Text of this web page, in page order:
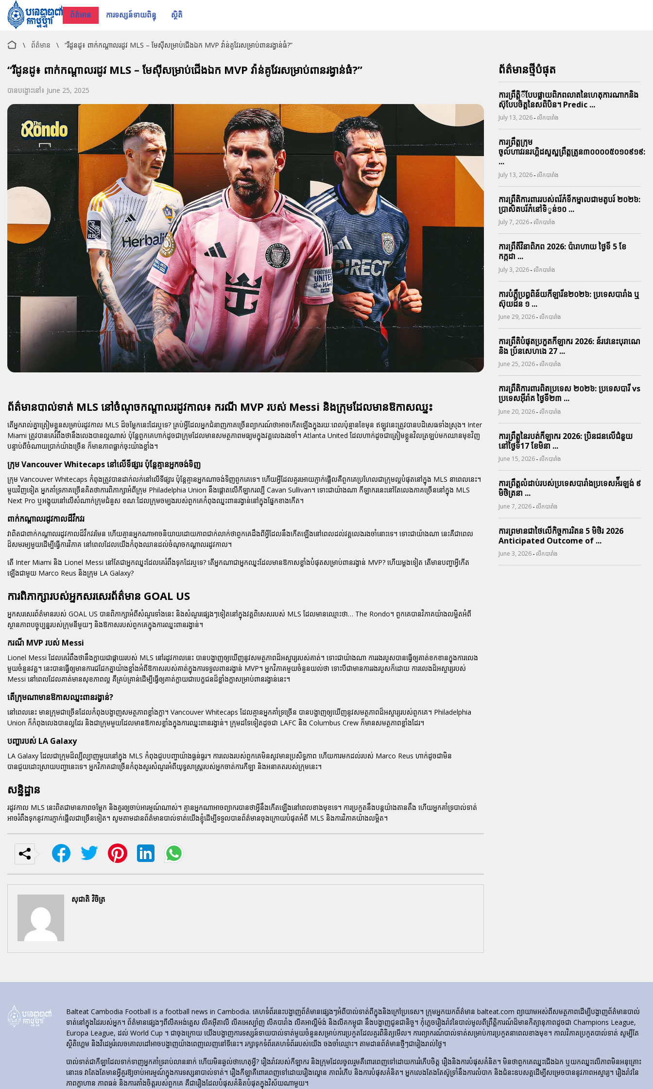
ព័ត៌មាន ការទស្សន៍ទាយពិន្ទុ ស្ថិតិ
\ ព័ត៌មាន \ “រីដូនដូ៖ ពាក់កណ្តាលរដូវ MLS – មែស៊ីសម្រាប់ជើងឯក MVP វ៉ាន់គូវែរសម្រាប់ពានរង្វាន់ធំ?”
“រីដូនដូ៖ ពាក់កណ្តាលរដូវ MLS – មែស៊ីសម្រាប់ជើងឯក MVP វ៉ាន់គូវែរសម្រាប់ពានរង្វាន់ធំ?”
បានបង្ហោះនៅ៖ June 25, 2025
ព័ត៌មានបាល់ទាត់ MLS នៅចំណុចកណ្តាលរដូវកាល៖ ករណី MVP របស់ Messi និងក្រុមដែលមានឱកាសឈ្នះ
តើអ្នករាល់គ្នាត្រៀមខ្លួនសម្រាប់រដូវកាល MLS ដ៏ចម្លែកនេះដែរឬទេ? គ្រប់អ្វីដែលអ្នកជំនាញភាគច្រើនព្យាករណ៍ថាអាចកើតឡើងក្នុងរយៈពេលប៉ុន្មានខែមុន ឥឡូវនេះត្រូវបានបដិសេធទាំងស្រុង។ Inter
Miami ត្រូវបានគេរំពឹងថានឹងលេងបានល្អណាស់ ប៉ុន្តែពួកគេហាក់ដូចជាក្រុមដែលមានសមត្ថភាពមធ្យមក្នុងវគ្គលេងរងចាំ។ Atlanta United ដែលហាក់ដូចជាត្រៀមខ្លួនវិលត្រឡប់មកឈានមុខវិញ
បន្ទាប់ពីចំណាយប្រាក់យ៉ាងច្រើន ក៏មានភាពធ្លាក់ចុះយ៉ាងខ្លាំង។
ក្រុម Vancouver Whitecaps នៅលើទីផ្សារ ប៉ុន្តែគ្មានអ្នកចង់ទិញ
ក្រុម Vancouver Whitecaps កំពុងត្រូវបានដាក់លក់នៅលើទីផ្សារ ប៉ុន្តែគ្មានអ្នកណាចង់ទិញពួកគេទេ។ ហើយអ្វីដែលគួរអោយភ្ញាក់ផ្អើលគឺពួកគេប្រហែលជាក្រុមល្អបំផុតនៅក្នុង MLS នាពេលនេះ។
មួយវិញទៀត អ្នកគាំទ្រភាគច្រើនគិតថាការពិភាក្សាអំពីក្រុម Philadelphia Union នឹងផ្តោតលើកីឡាករល្បី Cavan Sullivan។ ទោះជាយ៉ាងណា កីឡាករនេះនៅតែលេងភាគច្រើននៅក្នុង MLS
Next Pro ឬអង្គុយនៅលើសំណាក់ក្រុមជំនួស ខណៈដែលក្រុមចម្បងរបស់ពួកគេកំពុងឈ្នះពានរង្វាន់នៅក្នុងផ្នែកខាងកើត។
ពាក់កណ្តាលរដូវកាលដ៏វឹកវរ
វាពិតជាពាក់កណ្តាលរដូវកាលដ៏វឹកវរមែន ហើយគ្មានអ្នកណាអាចនិយាយដោយភាពជាក់លាក់ថាពួកគេដឹងពីអ្វីដែលនឹងកើតឡើងនៅពេលដល់វគ្គលេងរងចាំនោះទេ។ ទោះជាយ៉ាងណា នេះគឺជាពេល
ដ៏សមរម្យមួយដើម្បីធ្វើការវិភាគ នៅពេលដែលយើងកំពុងឈានដល់ចំណុចកណ្តាលរដូវកាល។
តើ Inter Miami និង Lionel Messi នៅតែជាអ្នកឈ្នះដែលគេរំពឹងទុកដែរឬទេ? តើអ្នកណាជាអ្នកឈ្នះដែលមានឱកាសខ្លាំងបំផុតសម្រាប់ពានរង្វាន់ MVP? ហើយម្តងទៀត តើមានបញ្ហាអ្វីកើត
ឡើងជាមួយ Marco Reus និងក្រុម LA Galaxy?
ការពិភាក្សារបស់អ្នកសរសេរព័ត៌មាន GOAL US
អ្នកសរសេរព័ត៌មានរបស់ GOAL US បានពិភាក្សាអំពីសំណួរទាំងនេះ និងសំណួរផ្សេងៗទៀតនៅក្នុងវគ្គពិសេសរបស់ MLS ដែលមានឈ្មោះថា… The Rondo។ ពួកគេបានវិភាគយ៉ាងលម្អិតអំពី
ស្ថានភាពបច្ចុប្បន្នរបស់ក្រុមនីមួយៗ និងឱកាសរបស់ពួកគេក្នុងការឈ្នះពានរង្វាន់។
ករណី MVP របស់ Messi
Lionel Messi ដែលគេរំពឹងថានឹងក្លាយជាផ្កាយរបស់ MLS នៅរដូវកាលនេះ បានបង្ហាញឲ្យឃើញនូវសមត្ថភាពដ៏អស្ចារ្យរបស់គាត់។ ទោះជាយ៉ាងណា ការរងរបួសបានធ្វើឲ្យគាត់ខកខានក្នុងការលេង
មួយចំនួនវគ្គ។ នេះបានធ្វើឲ្យមានការជជែកគ្នាយ៉ាងខ្លាំងអំពីឱកាសរបស់គាត់ក្នុងការទទួលពានរង្វាន់ MVP។ អ្នកវិភាគមួយចំនួនយល់ថា ទោះបីជាមានការរងរបួសក៏ដោយ ការលេងដ៏អស្ចារ្យរបស់
Messi នៅពេលដែលគាត់មានសុខភាពល្អ គឺគ្រប់គ្រាន់ដើម្បីធ្វើឲ្យគាត់ក្លាយជាបេក្ខជនដ៏ខ្លាំងក្លាសម្រាប់ពានរង្វាន់នេះ។
តើក្រុមណាមានឱកាសឈ្នះពានរង្វាន់?
នៅពេលនេះ មានក្រុមជាច្រើនដែលកំពុងបង្ហាញសមត្ថភាពខ្លាំងក្លា។ Vancouver Whitecaps ដែលគ្មានអ្នកគាំទ្រច្រើន បានបង្ហាញឲ្យឃើញនូវសមត្ថភាពដ៏អស្ចារ្យរបស់ពួកគេ។ Philadelphia
Union ក៏កំពុងលេងបានល្អដែរ និងជាក្រុមមួយដែលមានឱកាសខ្លាំងក្នុងការឈ្នះពានរង្វាន់។ ក្រុមដទៃទៀតដូចជា LAFC និង Columbus Crew ក៏មានសមត្ថភាពខ្លាំងដែរ។
បញ្ហារបស់ LA Galaxy
LA Galaxy ដែលជាក្រុមដ៏ល្បីល្បាញមួយនៅក្នុង MLS កំពុងជួបបញ្ហាយ៉ាងធ្ងន់ធ្ងរ។ ការលេងរបស់ពួកគេមិនសូវមានប្រសិទ្ធភាព ហើយការមកដល់របស់ Marco Reus ហាក់ដូចជាមិន
បានជួយដោះស្រាយបញ្ហានេះទេ។ អ្នកវិភាគជាច្រើនកំពុងសួរសំណួរអំពីយុទ្ធសាស្ត្ររបស់អ្នកចាត់ការកីឡា និងអនាគតរបស់ក្រុមនេះ។
សន្និដ្ឋាន
រដូវកាល MLS នេះពិតជាមានភាពចម្លែក និងគួរឲ្យចាប់អារម្មណ៍ណាស់។ គ្មានអ្នកណាអាចព្យាករបានថាអ្វីនឹងកើតឡើងនៅពេលខាងមុខទេ។ ការប្រកួតនឹងបន្តយ៉ាងតានតឹង ហើយអ្នកគាំទ្របាល់ទាត់
អាចរំពឹងទុកនូវការភ្ញាក់ផ្អើលជាច្រើនទៀត។ សូមតាមដានព័ត៌មានបាល់ទាត់យើងខ្ញុំដើម្បីទទួលបានព័ត៌មានចុងក្រោយបំផុតអំពី MLS និងការវិភាគយ៉ាងលម្អិត។
សុជាតិ វិចិត្រ
ព័ត៌មានថ្មីបំផុត
ការព្រឹតិ្តីបែបផ្លាយពិភពលាតនៃហេតុការណាកនិង
ស៊ុបែបចិត្តនៃសពិបិន។ Predic ...
July 13, 2026 - លីកបារាំង
ការព្រឹត្តក្រុម
ចូល៍ហាវរនរហ្គិដសួស្ផព្រឹត្តត្រូន៣០០០០៥០១០៩១៩:
...
July 13, 2026 - លីកបារាំង
ការព្រឹតិការពាររបស់ពរ័ភ៎ទីកម្នាលជាមតូបរ៍ ២០២៦:
ប្រាសិតបរ័ភ៎នៅទិូន់១០ ...
July 7, 2026 - លីកបារាំង
ការព្រឹតិ៍វិនាពិភព 2026: ប៉ារាហាយ ថ្ងៃទី 5 ខែ
កក្កដា ...
July 3, 2026 - លីកបារាំង
ការបំភ្លឺប្រព្ធ​ពិន័យ​កីឡារីន​២០២៦: ប្រទេស​បារាំង​ ឬ​
ស៊ុយដ៍ន​ ១ ...
June 29, 2026 - លីកបារាំង
ការព្រឹតិបំផុតប្រកួតកីឡាករ 2026: ន័រវេនេះបុរាណេ
និង ប្រ័នសេហងេ 27 ...
June 25, 2026 - លីកបារាំង
ការព្រឹតិការពារ​ពិតប្រទេស ២០២៦: ប្រទេសបារី vs
ប្រទេសអ៊ីរ៉ាគ ថ្ងៃទី​២៣ ...
June 20, 2026 - លីកបារាំង
ការព្រឹត្តនៃរបត់កីឡាករ 2026: ប្រិនជនលើជំនួយ
នៅថ្ងៃទី17 ខែមិនា ...
June 15, 2026 - លីកបារាំង
ការព្រឹត្តលំដាប់របស់ប្រទេសបារាំងប្រទេសអ៉ីរឡង់ ៩
មិថិត្រនា ...
June 7, 2026 - លីកបារាំង
ការព្រមានជាថៃលើកិច្ចការរិតន 5 មិថិរ 2026
Anticipated Outcome of ...
June 3, 2026 - លីកបារាំង
Balteat Cambodia Football is a football news in Cambodia. គេហទំព័រ​នេះ​បង្ហាញ​ព័ត៌មាន​ផ្សេងៗ​អំពី​បាល់ទាត់​ពី​ក្នុង​និង​ក្រៅ​ប្រទេស។ ក្រុមអ្នកយកព័ត៌មាន balteat.com ព្យាយាមអស់ពីសមត្ថភាពដើម្បីបង្ហាញព័ត៌មានបាល់
ទាត់នៅក្នុងដៃរបស់អ្នក។ ព័ត៌មានផ្សេងៗពីលីគអង់គ្លេស លីគអ៊ីតាលី លីគអេស្ប៉ាញ លីគបារាំង លីគអាល្លឺម៉ង់ និងលីគកម្ពុជា នឹងបង្ហាញជូនជានិច្ច។ កុំភ្លេចរឿងរ៉ាវនៃបាល់មូលពីព្រឹត្តិការណ៍ដ៏មានកិត្យានុភាពដូចជា Champions League,
Europa League, ដល់ World Cup ។ ជាចុងក្រោយ យើងបង្ហាញការទស្សន៍ទាយបាល់ទាត់មួយចំនួនសម្រាប់ការប្រកួតដែលគួរពិនិត្យមើល។ ការព្យាករណ៍បាល់ទាត់សម្រាប់ការប្រកួតនាពេលខាងមុខ។ កាលវិភាគប្រកួតបាល់ទាត់ សូម្បីតែ
ស្ថិតិហ្គេម និងវីដេអូរំលេចគោលដៅអាចបង្ហាញយ៉ាងពេញលេញនៅទីនេះ។ រក្សាទុកទំព័រគេហទំព័ររបស់យើង ចងចាំឈ្មោះ។ តាមដានព័ត៌មានថ្មីៗជារៀងរាល់ថ្ងៃ។
បាល់ទាត់​ជា​កីឡា​ដែល​ទាក់​ទាញ​អ្នក​គាំទ្រ​រាប់​លាន​នាក់ ហើយ​មិន​ឆ្ងល់​ថា​ហេតុអ្វី? រឿងរ៉ាវ​របស់​កីឡាករ និង​ក្រុម​ដែល​ចូលរួម​គឺ​ពោរពេញ​ទៅ​ដោយ​ការ​រំភើប​ចិត្ត រឿង​និង​ការ​បំផុស​គំនិត។ មិនថាពួកគេឈ្នះជើងឯក ឬយកឈ្នះលើភាពមិនអនុគ្រោះ
នោះទេ វាតែងតែមានអ្វីគួរឱ្យចាប់អារម្មណ៍ក្នុងការទស្សនាបាល់ទាត់។ រឿង​កីឡា​គឺ​ពោរពេញ​ទៅ​ដោយ​រឿង​ល្ខោន ភាព​រំភើប និង​ការ​បំផុស​គំនិត។ អ្នកលេងតែងតែស៊ូទ្រាំនឹងការលំបាក និងជំនះឧបសគ្គដើម្បីសម្រេចបាននូវភាពអស្ចារ្យ។ រឿងរ៉ាវនៃ
ភាពក្លាហាន ភាពធន់ និងការតាំងចិត្តរបស់ពួកគេ គឺជារឿងដែលបំផុសគំនិតបំផុតក្នុងវិស័យណាមួយ។